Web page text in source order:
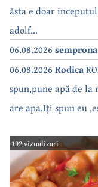
ăsta e doar
adolf...
06.08.2026 semprona
06.08.2026 Rodica
spun,pune apă de
are apa.Iți spun eu
192 vizualizari